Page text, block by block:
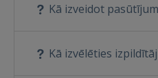
Kā izveidot
Kā izvēlēties